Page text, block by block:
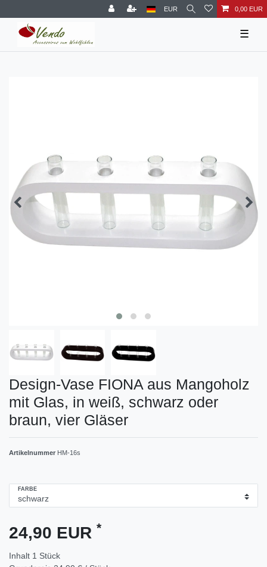
EUR 0,00 EUR
☰
Design-Vase FIONA aus Mangoholz
mit Glas, in weiß, schwarz oder
braun, vier Gläser
Artikelnummer HM-16s
FARBE
24,90 EUR *
Inhalt 1 Stück